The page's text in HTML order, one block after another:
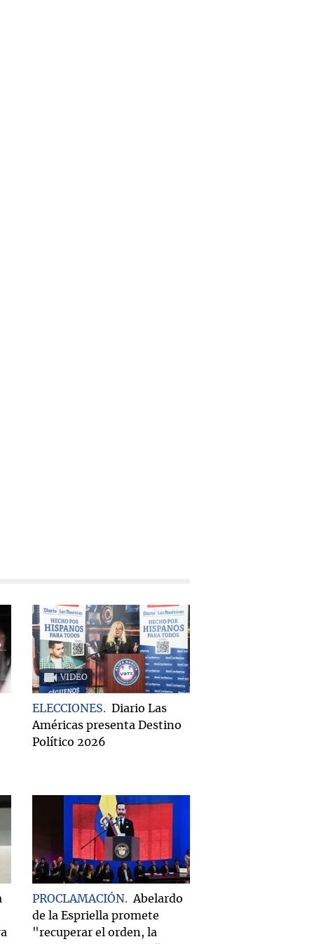
VIDEO
ELECCIONES
Diario Las
Américas presenta Destino
Político 2026
PROCLAMACIÓN
Abelardo
de la Espriella promete
"recuperar el orden, la